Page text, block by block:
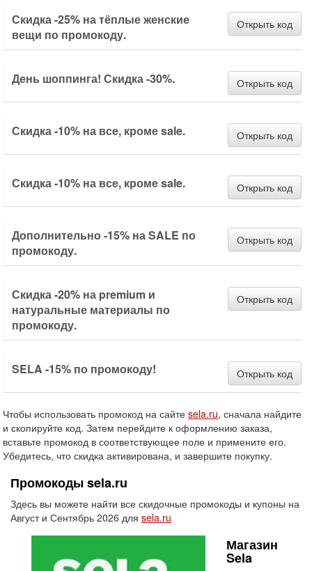
Скидка -25% на тёплые женские
вещи по промокоду.
Открыть код
День шоппинга! Скидка -30%. Открыть код
Скидка -10% на все, кроме sale. Открыть код
Скидка -10% на все, кроме sale. Открыть код
Дополнительно -15% на SALE по
промокоду.
Открыть код
Скидка -20% на premium и
натуральные материалы по
промокоду.
Открыть код
SELA -15% по промокоду! Открыть код
Чтобы использовать промокод на сайте sela.ru, сначала найдите
и скопируйте код. Затем перейдите к оформлению заказа,
вставьте промокод в соответствующее поле и примените его.
Убедитесь, что скидка активирована, и завершите покупку.
Промокоды sela.ru
Здесь вы можете найти все скидочные промокоды и купоны на
Август и Сентябрь 2026 для sela.ru
Магазин
Sela